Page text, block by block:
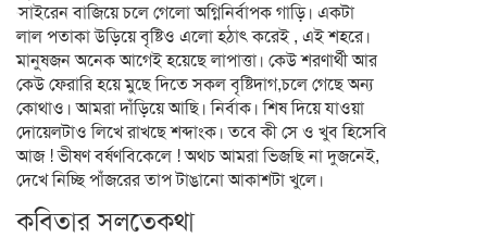
সাইরেন বাজিয়ে চলে গেলো অগ্নিনির্বাপক গাড়ি। একটা
লাল পতাকা উড়িয়ে বৃষ্টিও এলো হঠাৎ করেই , এই শহরে।
মানুষজন অনেক আগেই হয়েছে লাপাত্তা। কেউ শরণার্থী আর
কেউ ফেরারি হয়ে মুছে দিতে সকল বৃষ্টিদাগ,চলে গেছে অন্য
কোথাও। আমরা দাঁড়িয়ে আছি। নির্বাক। শিষ দিয়ে যাওয়া
দোয়েলটাও লিখে রাখছে শব্দাংক। তবে কী সে ও খুব হিসেবি
আজ ! ভীষণ বর্ষণবিকেলে ! অথচ আমরা ভিজছি না দুজনেই,
দেখে নিচ্ছি পাঁজরের তাপ টাঙানো আকাশটা খুলে।
কবিতার সলতেকথা